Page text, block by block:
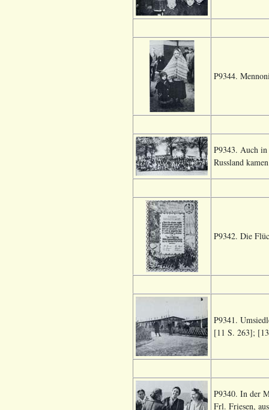
P9344.
P9343. Auch
Russland
P9342. Die
P9341.
[11 S. 263];
P9340. In der
Frl. Friesen,